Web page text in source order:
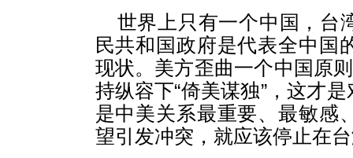
世界上只有一个中国，台
民共和国政府是代表全中国
现状。美方歪曲一个中国原
持纵容下“倚美谋独”，这才
是中美关系最重要、最敏感
望引发冲突，就应该停止在